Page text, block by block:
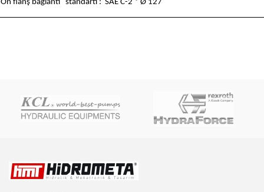
Ön flanş bağlantı standartı : SAE C-2 * Ø 127